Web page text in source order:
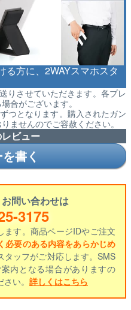
方に、2WAYスマホスタ
りさせていただきます。各プレ
合がございます。
つとなります。購入されたガン
ませんのでご容赦ください。
ビュー
書く
問い合わせは
3175
ます。商品ページIDやご注文
必要のある内容をあらかじめ
タッフがご対応します。SMS
内となる場合がありますの
い。 詳しくはこちら